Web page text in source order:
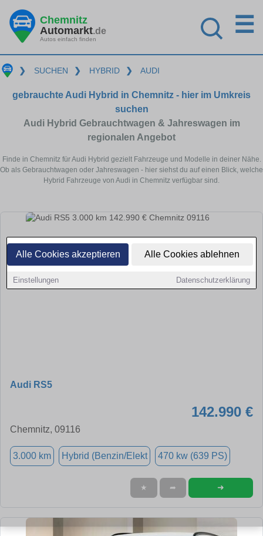
Alle Cookies akzeptieren Alle Cookies ablehnen
Einstellungen Datenschutzerklärung
Chemnitz
Automarkt.de
Autos einfach finden
☰
❯ SUCHEN ❯ HYBRID ❯ AUDI
gebrauchte Audi Hybrid in Chemnitz - hier im Umkreis
suchen
Audi Hybrid Gebrauchtwagen & Jahreswagen im
regionalen Angebot
Finde in Chemnitz für Audi Hybrid gezielt Fahrzeuge und Modelle in deiner Nähe.
Ob als Gebrauchtwagen oder Jahreswagen - hier siehst du auf einen Blick, welche
Hybrid Fahrzeuge von Audi in Chemnitz verfügbar sind.
Audi RS5
142.990 €
Chemnitz, 09116
3.000 km Hybrid (Benzin/Elekt 470 kw (639 PS)
★ ➦ ➜